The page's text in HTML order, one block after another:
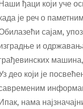
ђаци који уче
је реч о
сајам,
и
део који је
нама